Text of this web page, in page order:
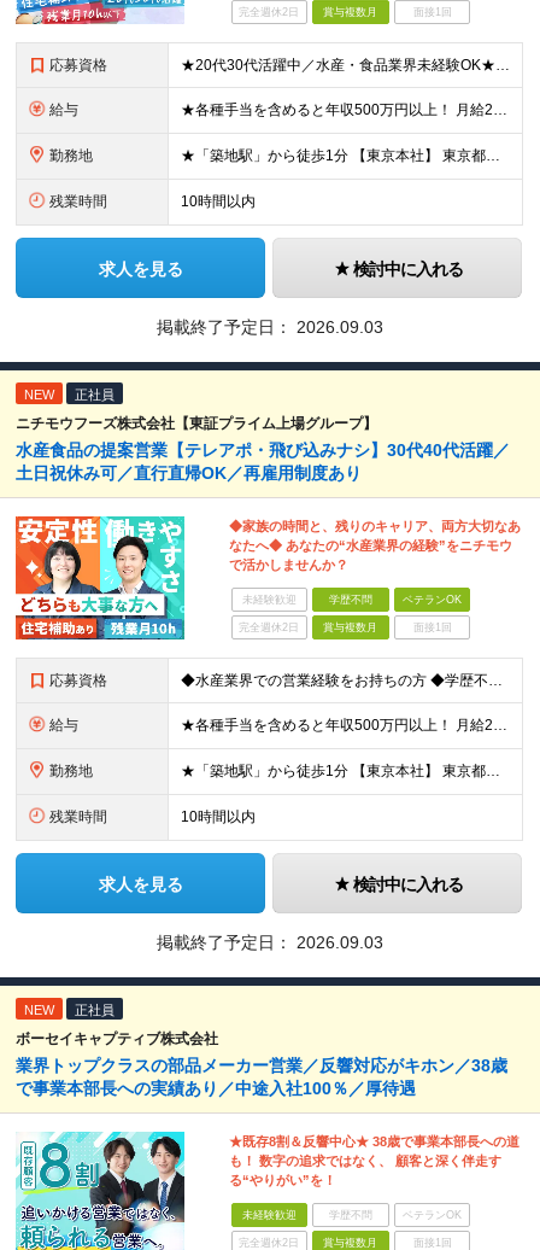
完全週休2日 賞与複数月 面接1回
応募資格 ★20代30代活躍中／水産・食品業界未経験OK★ ◇学歴不問 ◇第二新卒歓迎 【必須要件】 ■何かしらの営業経験をお持ちの方 └水産や食品の経験・知識がない方でもOK！ 業界知識は入社後に丁寧にご
給与 ★各種手当を含めると年収500万円以上！ 月給25万円～45万円＋住宅手当もしくは借り上げ社宅補助＋賞与年2回＋その他各種手当 ※試用期間3ヵ月あり。期間中の給与・待遇の差異はありません ※年齢・能
勤務地 ★「築地駅」から徒歩1分 【東京本社】 東京都中央区築地3-9-9 築地三丁目ビル8F (変更の範囲)上記を除く当社関連勤務地
残業時間 10時間以内
求人を見る 検討中に入れる
掲載終了予定日： 2026.09.03
NEW 正社員
ニチモウフーズ株式会社【東証プライム上場グループ】
水産食品の提案営業【テレアポ・飛び込みナシ】30代40代活躍／
土日祝休み可／直行直帰OK／再雇用制度あり
◆家族の時間と、残りのキャリア、両方大切なあ
なたへ◆ あなたの“水産業界の経験”をニチモウ
で活かしませんか？
未経験歓迎 学歴不問 ベテランOK
完全週休2日 賞与複数月 面接1回
応募資格 ◆水産業界での営業経験をお持ちの方 ◆学歴不問 ◆30代40代50代活躍中 「安定した会社で落ち着いたキャリアを歩みたい」 「これまでの水産業界の経験を活かして活躍したい」 「家族との時間を大切にで
給与 ★各種手当を含めると年収500万円以上！ 月給25万円～45万円＋住宅手当もしくは借り上げ社宅補助＋賞与年2回＋その他各種手当 ※試用期間3ヵ月あり。期間中の給与・待遇の差異はありません ※年齢・能
勤務地 ★「築地駅」から徒歩1分 【東京本社】 東京都中央区築地3-9-9 築地三丁目ビル8F (変更の範囲)上記を除く当社関連勤務地
残業時間 10時間以内
求人を見る 検討中に入れる
掲載終了予定日： 2026.09.03
NEW 正社員
ボーセイキャプティブ株式会社
業界トップクラスの部品メーカー営業／反響対応がキホン／38歳
で事業本部長への実績あり／中途入社100％／厚待遇
★既存8割＆反響中心★ 38歳で事業本部長への道
も！ 数字の追求ではなく、 顧客と深く伴走す
る“やりがい”を！
未経験歓迎 学歴不問 ベテランOK
完全週休2日 賞与複数月 面接1回